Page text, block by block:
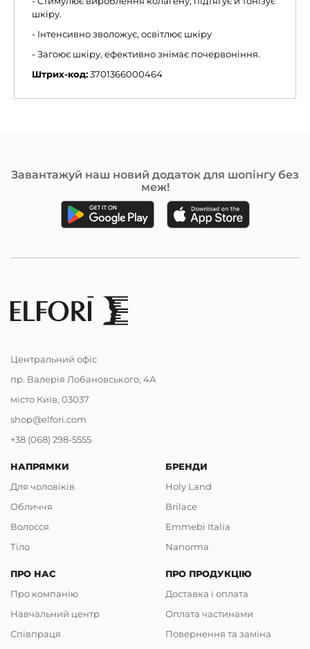
шкіру.
- Інтенсивно зволожує, освітлює шкіру
- Загоює шкіру, ефективно знімає почервоніння.
Штрих-код:3701366000464
Завантажуй наш новий додаток для шопінгу без
меж!
Центральний офіс
пр. Валерія Лобановського, 4А
місто Київ, 03037
shop@elfori.com
+38 (068) 298-5555
НАПРЯМКИ
Для чоловіків
Обличчя
Волосся
Тіло
БРЕНДИ
Holy Land
Brilace
Emmebi Italia
Nanorma
ПРО НАС
Про компанію
Навчальний центр
Співпраця
ПРО ПРОДУКЦІЮ
Доставка і оплата
Оплата частинами
Повернення та заміна